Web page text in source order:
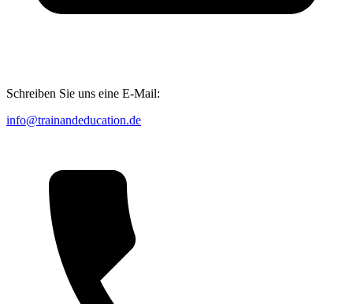
Schreiben Sie uns eine E-Mail:
info@trainandeducation.de